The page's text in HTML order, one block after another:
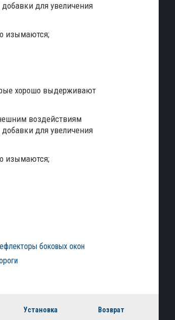
добавки для увеличения
изымаются;
хорошо выдерживают
воздействиям
добавки для увеличения
изымаются;
боковых окон
Установка Возврат